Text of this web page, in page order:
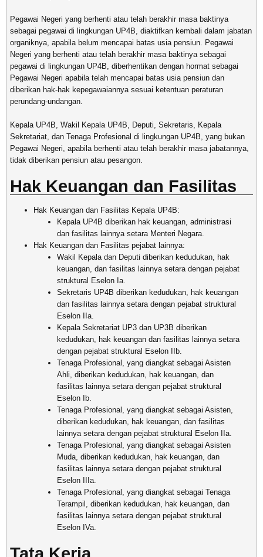
Pegawai Negeri yang berhenti atau telah berakhir masa baktinya
sebagai pegawai di lingkungan UP4B, diaktifkan kembali dalam jabatan
organiknya, apabila belum mencapai batas usia pensiun. Pegawai
Negeri yang berhenti atau telah berakhir masa baktinya sebagai
pegawai di lingkungan UP4B, diberhentikan dengan hormat sebagai
Pegawai Negeri apabila telah mencapai batas usia pensiun dan
diberikan hak-hak kepegawaiannya sesuai ketentuan peraturan
perundang-undangan.
Kepala UP4B, Wakil Kepala UP4B, Deputi, Sekretaris, Kepala
Sekretariat, dan Tenaga Profesional di lingkungan UP4B, yang bukan
Pegawai Negeri, apabila berhenti atau telah berakhir masa jabatannya,
tidak diberikan pensiun atau pesangon.
Hak Keuangan dan Fasilitas
Hak Keuangan dan Fasilitas Kepala UP4B:
Kepala UP4B diberikan hak keuangan, administrasi
dan fasilitas lainnya setara Menteri Negara.
Hak Keuangan dan Fasilitas pejabat lainnya:
Wakil Kepala dan Deputi diberikan kedudukan, hak
keuangan, dan fasilitas lainnya setara dengan pejabat
struktural Eselon Ia.
Sekretaris UP4B diberikan kedudukan, hak keuangan
dan fasilitas lainnya setara dengan pejabat struktural
Eselon IIa.
Kepala Sekretariat UP3 dan UP3B diberikan
kedudukan, hak keuangan dan fasilitas lainnya setara
dengan pejabat struktural Eselon IIb.
Tenaga Profesional, yang diangkat sebagai Asisten
Ahli, diberikan kedudukan, hak keuangan, dan
fasilitas lainnya setara dengan pejabat struktural
Eselon Ib.
Tenaga Profesional, yang diangkat sebagai Asisten,
diberikan kedudukan, hak keuangan, dan fasilitas
lainnya setara dengan pejabat struktural Eselon IIa.
Tenaga Profesional, yang diangkat sebagai Asisten
Muda, diberikan kedudukan, hak keuangan, dan
fasilitas lainnya setara dengan pejabat struktural
Eselon IIIa.
Tenaga Profesional, yang diangkat sebagai Tenaga
Terampil, diberikan kedudukan, hak keuangan, dan
fasilitas lainnya setara dengan pejabat struktural
Eselon IVa.